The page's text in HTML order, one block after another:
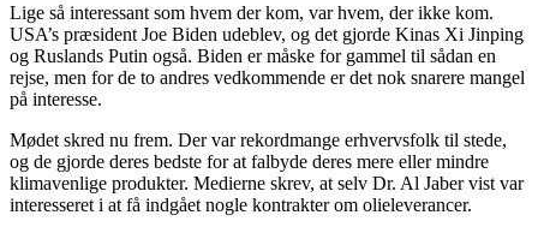
Lige så interessant som hvem der kom, var hvem, der ikke kom.
USA’s præsident Joe Biden udeblev, og det gjorde Kinas Xi Jinping
og Ruslands Putin også. Biden er måske for gammel til sådan en
rejse, men for de to andres vedkommende er det nok snarere mangel
på interesse.
Mødet skred nu frem. Der var rekordmange erhvervsfolk til stede,
og de gjorde deres bedste for at falbyde deres mere eller mindre
klimavenlige produkter. Medierne skrev, at selv Dr. Al Jaber vist var
interesseret i at få indgået nogle kontrakter om olieleverancer.